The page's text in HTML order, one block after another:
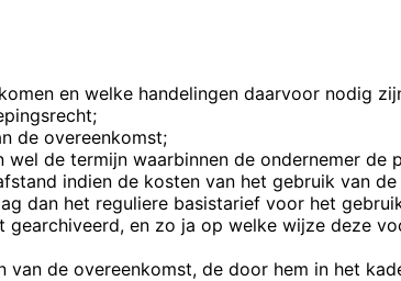
en welke handelingen daarvoor nodig
de overeenkomst;
de termijn waarbinnen de ondernemer de
indien de kosten van het gebruik van
dan het reguliere basistarief voor het
en zo ja op welke wijze deze
de overeenkomst, de door hem in het